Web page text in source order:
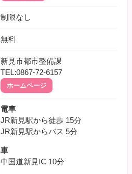
制限なし
無料
新見市都市整備課
TEL:0867-72-6157
ホームページ
電車
JR新見駅から徒歩 15分
JR新見駅からバス 5分
車
中国道新見IC 10分